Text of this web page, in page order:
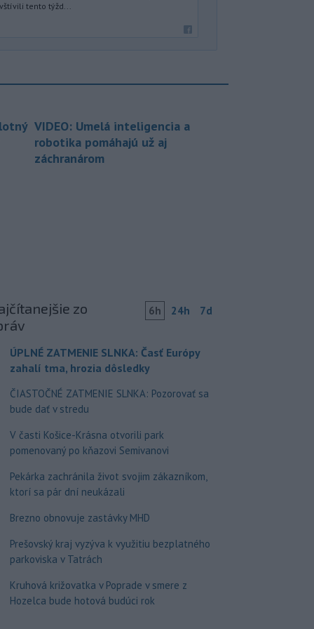
tento týžd...
VIDEO: Umelá inteligencia a
robotika pomáhajú už aj
záchranárom
zo
6h 24h 7d
ÚPLNÉ ZATMENIE SLNKA: Časť Európy
zahalí tma, hrozia dôsledky
ČIASTOČNÉ ZATMENIE SLNKA: Pozorovať sa
bude dať v stredu
V časti Košice-Krásna otvorili park
pomenovaný po kňazovi Semivanovi
Pekárka zachránila život svojim zákazníkom,
ktorí sa pár dní neukázali
Brezno obnovuje zastávky MHD
Prešovský kraj vyzýva k využitiu bezplatného
parkoviska v Tatrách
Kruhová križovatka v Poprade v smere z
Hozelca bude hotová budúci rok